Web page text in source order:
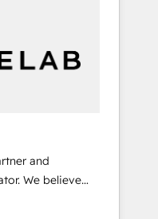
strong
business
have
data, and
we’ve
a wide range
software,
and
strategy,